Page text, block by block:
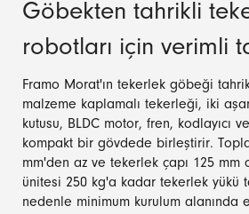
Göbekten tahrikli
robotları için verimli
Framo Morat'ın tekerlek göbeği
malzeme kaplamalı tekerleği, iki
kutusu, BLDC motor, fren, kodlayıcı
kompakt bir gövdede birleştirir.
mm'den az ve tekerlek çapı 125
ünitesi 250 kg'a kadar tekerlek yükü
nedenle minimum kurulum alanında